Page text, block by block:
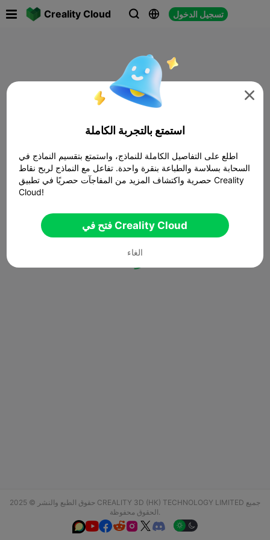
Creality Cloud   تسجيل الدخول
حقوق الطبع والنشر © 2025 CREALITY 3D (HK) TECHNOLOGY LIMITED جميع
الحقوق محفوظة.
  

استمتع بالتجربة الكاملة
اطلع على التفاصيل الكاملة للنماذج، واستمتع بتقسيم النماذج في
السحابة بسلاسة والطباعة بنقرة واحدة. تفاعل مع النماذج لربح نقاط
حصرية واكتشاف المزيد من المفاجآت حصريًا في تطبيق Creality
Cloud!
فتح في Creality Cloud
الغاء